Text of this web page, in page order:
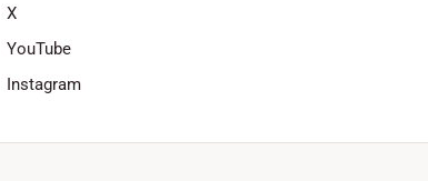
X
YouTube
Instagram